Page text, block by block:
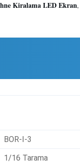
Kiralama LED Ekran,
BOR-I-3
1/16 Tarama